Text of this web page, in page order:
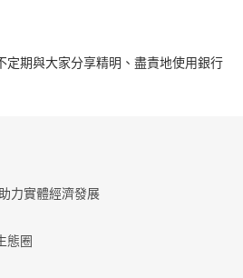
定期與大家分享精明、盡責地使用銀行
力實體經濟發展
態圈